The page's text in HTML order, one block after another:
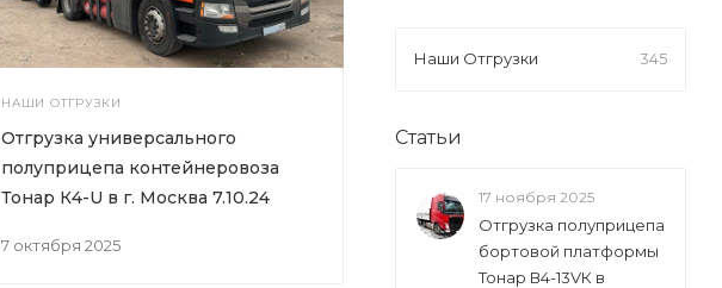
НАШИ ОТГРУЗКИ
7 октября 2025
Отгрузка универсального
полуприцепа контейнеровоза
Тонар К4-U в г. Москва 7.10.24
Наши Отгрузки 345
Статьи
17 ноября 2025
Отгрузка полуприцепа
бортовой платформы
Тонар В4-13VК в